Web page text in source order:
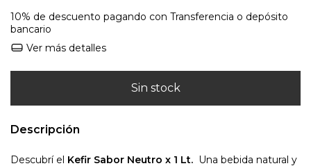
10% de descuento pagando con Transferencia o depósito
bancario
Ver más detalles
Descripción
Descubrí el Kefir Sabor Neutro x 1 Lt. Una bebida natural y